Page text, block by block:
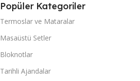
Popüler Kategoriler
Termoslar ve Mataralar
Masaüstü Setler
Bloknotlar
Tarihli Ajandalar